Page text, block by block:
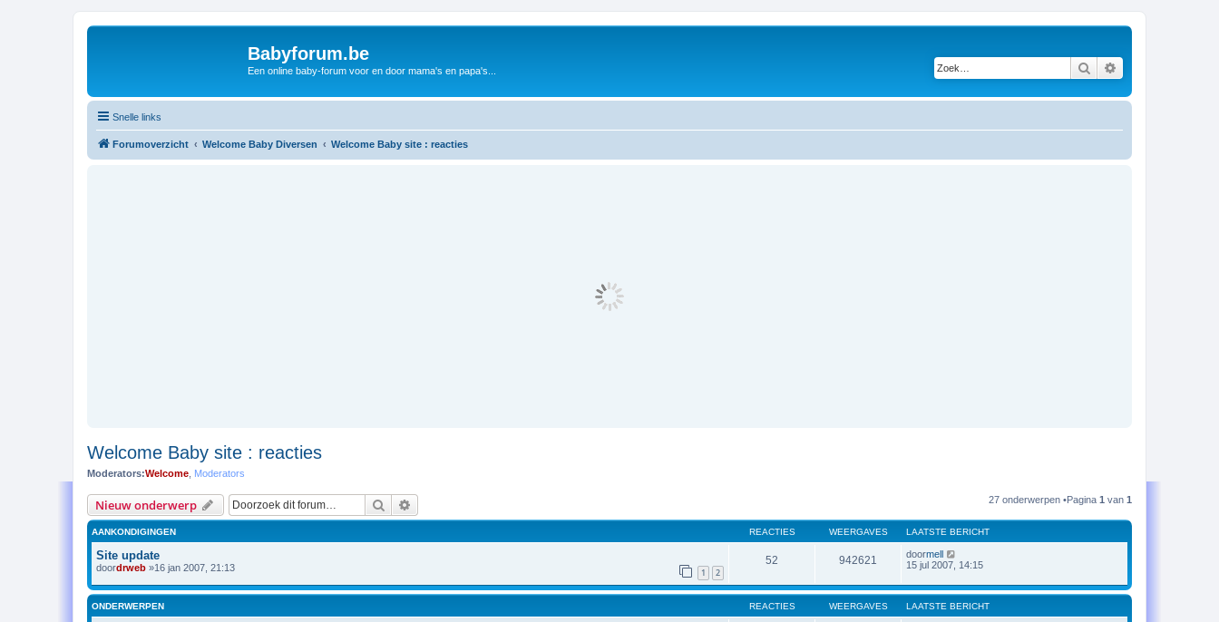
Babyforum.be
Een online baby-forum voor en door mama's en papa's... Zoek
Snelle links
Forumoverzicht Welcome Baby Diversen Welcome Baby site : reacties
Welcome Baby site : reacties
Moderators:Welcome Moderators
Nieuw onderwerp Zoek 27 onderwerpen •Pagina 1 van 1
AANKONDIGINGEN REACTIES WEERGAVES LAATSTE BERICHT
Site update
doordrweb »16 jan 2007, 21:13 1 2
52 942621 doormell
15 jul 2007, 14:15
ONDERWERPEN REACTIES WEERGAVES LAATSTE BERICHT